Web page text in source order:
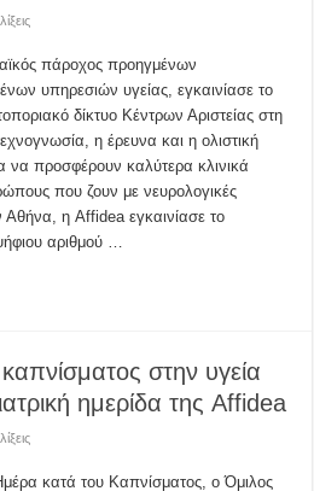
πάροχος προηγμένων
υπηρεσιών υγείας, εγκαινίασε το
δίκτυο Κέντρων Αριστείας στη
η έρευνα και η ολιστική
να προσφέρουν καλύτερα κλινικά
που ζουν με νευρολογικές
η Affidea εγκαινίασε το
αριθμού …
στην υγεία
ημερίδα της Affidea
κατά του Καπνίσματος, ο Όμιλος